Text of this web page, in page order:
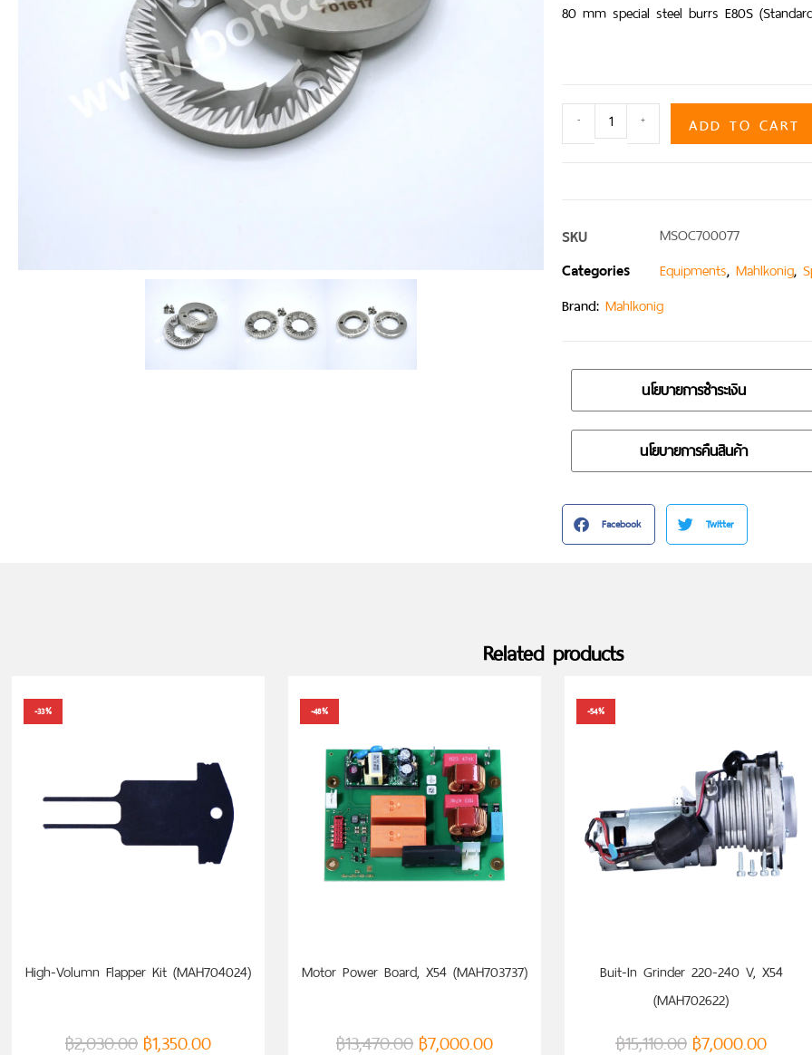
80 mm special steel burrs E80S
- + ADD TO CART
SKU MSOC700077
Categories Equipments, Mahlkonig,
Brand: Mahlkonig
นโยบายการชำระเงิน
นโยบายการคืนสินค้า
Facebook Twitter
Related products
-33%
High-Volumn Flapper Kit (MAH704024)
฿2,030.00 ฿1,350.00
-48%
Motor Power Board, X54 (MAH703737)
฿13,470.00 ฿7,000.00
-54%
Buit-In Grinder 220-240 V, X54
(MAH702622)
฿15,110.00 ฿7,000.00